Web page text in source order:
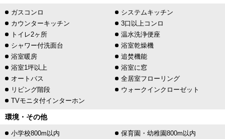
ガスコンロ
システムキッチン
カウンターキッチン
3口以上コンロ
トイレ2ヶ所
温水洗浄便座
シャワー付洗面台
浴室乾燥機
浴室暖房
追焚機能
浴室1坪以上
浴室に窓
オートバス
全居室フローリング
リビング階段
ウォークインクローゼット
TVモニタ付インターホン
環境・その他
小学校800m以内
保育園・幼稚園800m以内